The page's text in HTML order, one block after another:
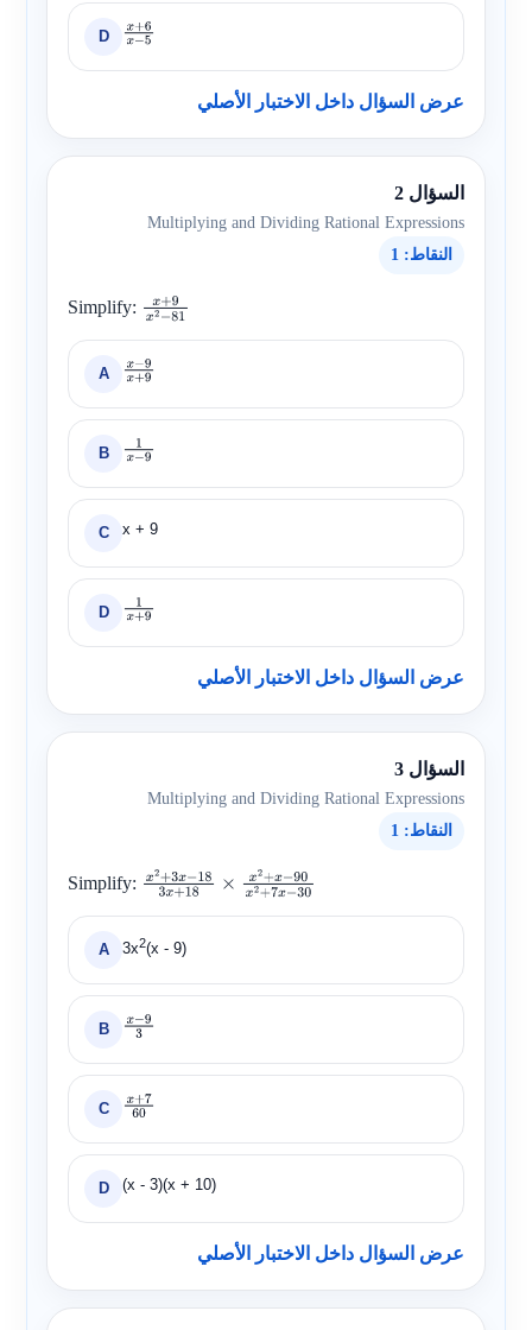
D x+6
عرض السؤال داخل الاختبار الأصلي
السؤال 2
Multiplying and Dividing Rational Expressions
النقاط: 1
Simplify: x+9x
2−81
A x−9
B 1x−
C x + 9
D 1x+
عرض السؤال داخل الاختبار الأصلي
السؤال 3
Multiplying and Dividing Rational Expressions
النقاط: 1
Simplify: x2+3x−18 3x +18×x2+
x−90x2+7x−30
A 3x2(x - 9)
B x−9
C x+7
D (x - 3)(x + 10)
عرض السؤال داخل الاختبار الأصلي